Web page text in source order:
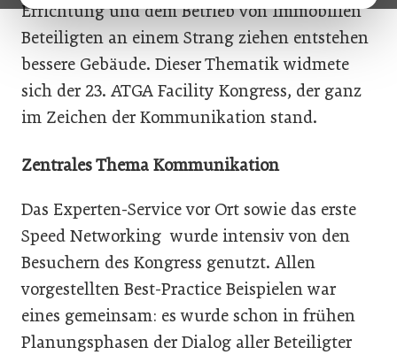
Errichtung und dem Betrieb von Immobilien
Beteiligten an einem Strang ziehen entstehen
bessere Gebäude. Dieser Thematik widmete
sich der 23. ATGA Facility Kongress, der ganz
im Zeichen der Kommunikation stand.
Zentrales Thema Kommunikation
Das Experten-Service vor Ort sowie das erste
Speed Networking wurde intensiv von den
Besuchern des Kongress genutzt. Allen
vorgestellten Best-Practice Beispielen war
eines gemeinsam: es wurde schon in frühen
Planungsphasen der Dialog aller Beteiligter